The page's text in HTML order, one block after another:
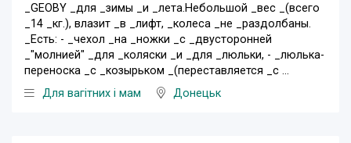
_GEOBY _для _зимы _и _лета.Небольшой _вес _(всего
_14 _кг.), влазит _в _лифт, _колеса _не _раздолбаны.
_Есть: - _чехол _на _ножки _с _двусторонней
_"молнией" _для _коляски _и _для _люльки, - _люлька-
переноска _с _козырьком _(переставляется _с ...
Для вагітних і мам
Донецьк